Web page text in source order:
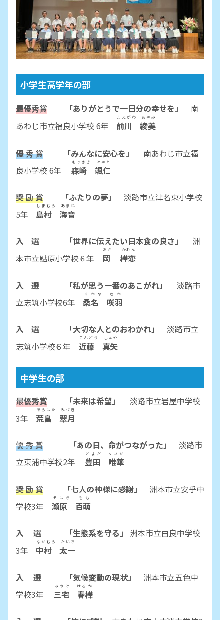
小学生高学年の部
最優秀賞 「ありがとうで一日分の幸せを」 南
あわじ市立福良小学校 6年
前川 綾美
まえがわ あやみ
優 秀 賞 「みんなに安心を」
南あわじ市立福
良小学校 6年
森崎 颯仁
もりさき はやと
奨 励 賞 「ふたりの夢」
淡路市立津名東小学校
5年 島村 海音
しまむら あまね
入 選 「世界に伝えたい日本食の良さ」
洲
本市立鮎原小学校６年
岡 樺恋
おか かれん
入 選 「私が思う一番のあこがれ」
淡路市
立志筑小学校6年
桑名 咲羽
くわな さわ
入 選 「大切な人とのおわかれ」
淡路市立
志筑小学校６年 近藤 真矢
こんどう しんや
中学生の部
最優秀賞 「未来は希望」
淡路市立岩屋中学校
3年 荒畠 翠月
あらはた みづき
優 秀 賞 「あの日、命がつながった」
淡路市
立東浦中学校2年
豊田 唯華
とよだ ゆいか
奨 励 賞 「七人の神様に感謝」
洲本市立安乎中
学校3年 瀬原 百萌
せはら もも
入 選 「生態系を守る」
洲本市立由良中学校
3年
中村 太一
なかむら たいち
入 選 「気候変動の現状」
洲本市立五色中
学校3年
三宅 春樺
みやけ はるか